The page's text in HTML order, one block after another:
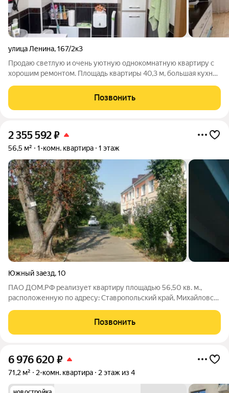
улица Ленина,167/2к3
Продаю светлую и очень уютную однокомнатную квартиру с
хорошим ремонтом. Площадь квартиры 40,3 м, большая кухня
готова к проживанию: вся мебель и техника остаются новому
владельцу. Можно
Позвонить
2 355 592₽
56,5 м² 1-комн. квартира 1 этаж
Южный заезд,10
ПАО ДОМ.РФ реализует квартиру площадью 56,50 кв. м.,
расположенную по адресу: Ставропольский край, Михайловск
собственник (юридическое лицо). Кадастровый номер объекта
недвижимости: 26:11:020152:729
Позвонить
6 976 620 ₽
71,2 м² 2-комн. квартира 2 этаж из 4